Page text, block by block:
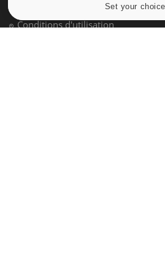
Conditions d'utilisation
Set your